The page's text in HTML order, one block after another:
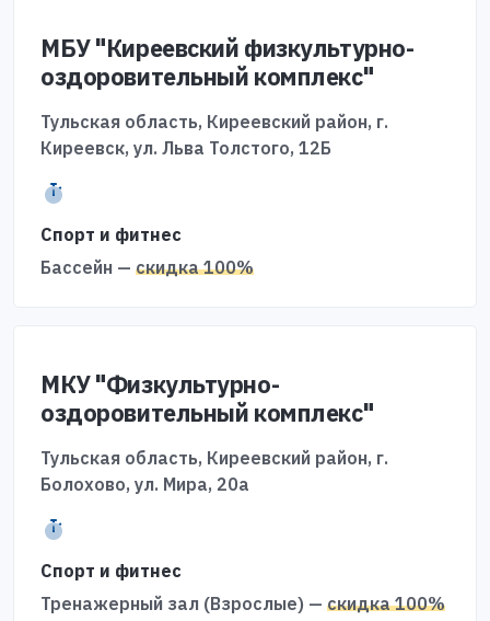
МБУ "Киреевский физкультурно-
оздоровительный комплекс"
Тульская область, Киреевский район, г.
Киреевск, ул. Льва Толстого, 12Б
Спорт и фитнес
Бассейн — скидка 100%
МКУ "Физкультурно-
оздоровительный комплекс"
Тульская область, Киреевский район, г.
Болохово, ул. Мира, 20а
Спорт и фитнес
Тренажерный зал (Взрослые) — скидка 100%